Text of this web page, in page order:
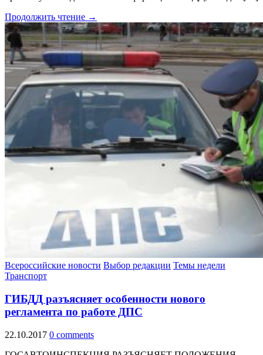
Продолжить чтение →
Всероссийские новости Выбор редакции Темы недели
Транспорт
ГИБДД разъясняет особенности нового
регламента по работе ДПС
22.10.2017 0 comments